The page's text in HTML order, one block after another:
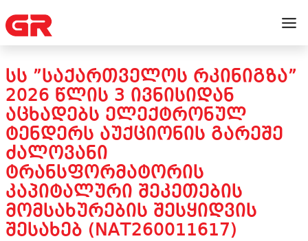
ᲡᲡ ”ᲡᲐᲥᲐᲠᲗᲕᲔᲚᲝᲡ ᲠᲙᲘᲜᲘᲒᲖᲐ”
2026 ᲬᲚᲘᲡ 3 ᲘᲕᲜᲘᲡᲘᲓᲐᲜ
ᲐᲪᲮᲐᲓᲔᲑᲡ ᲔᲚᲔᲥᲢᲠᲝᲜᲣᲚ
ᲢᲔᲜᲓᲔᲠᲡ ᲐᲣᲥᲪᲘᲝᲜᲘᲡ ᲒᲐᲠᲔᲨᲔ
ᲫᲐᲚᲝᲕᲐᲜᲘ
ᲢᲠᲐᲜᲡᲤᲝᲠᲛᲐᲢᲝᲠᲘᲡ
ᲙᲐᲞᲘᲢᲐᲚᲣᲠᲘ ᲨᲔᲙᲔᲗᲔᲑᲘᲡ
ᲛᲝᲛᲡᲐᲮᲣᲠᲔᲑᲘᲡ ᲨᲔᲡᲧᲘᲓᲕᲘᲡ
ᲨᲔᲡᲐᲮᲔᲑ (NAT260011617)